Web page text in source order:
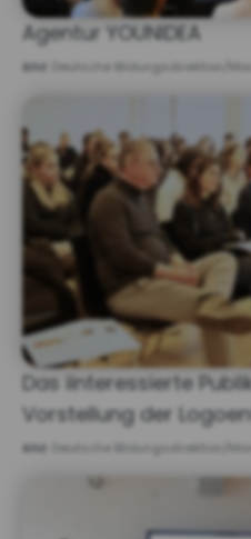
Agentur YOUNIDEA
Bild: Deutsche Bildungsdirektion/
Das iinteressierte
Vorstellung der
Bild: Deutsche Bildungsdirektion/